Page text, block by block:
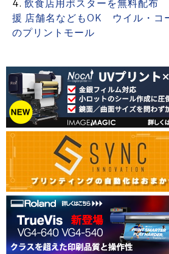
飲食店用ポスターを無料配布
援 店舗名などもOK ウイル・コ
のプリントモール